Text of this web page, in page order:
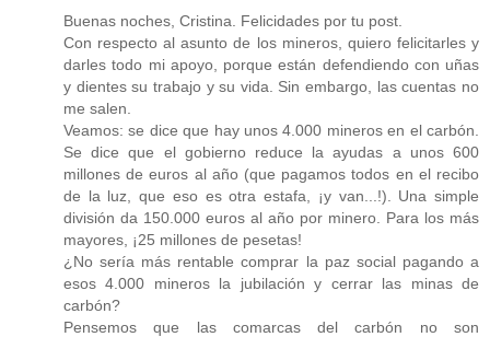
Buenas noches, Cristina. Felicidades por tu post.
Con respecto al asunto de los mineros, quiero felicitarles y
darles todo mi apoyo, porque están defendiendo con uñas
y dientes su trabajo y su vida. Sin embargo, las cuentas no
me salen.
Veamos: se dice que hay unos 4.000 mineros en el carbón.
Se dice que el gobierno reduce la ayudas a unos 600
millones de euros al año (que pagamos todos en el recibo
de la luz, que eso es otra estafa, ¡y van...!). Una simple
división da 150.000 euros al año por minero. Para los más
mayores, ¡25 millones de pesetas!
¿No sería más rentable comprar la paz social pagando a
esos 4.000 mineros la jubilación y cerrar las minas de
carbón?
Pensemos que las comarcas del carbón no son